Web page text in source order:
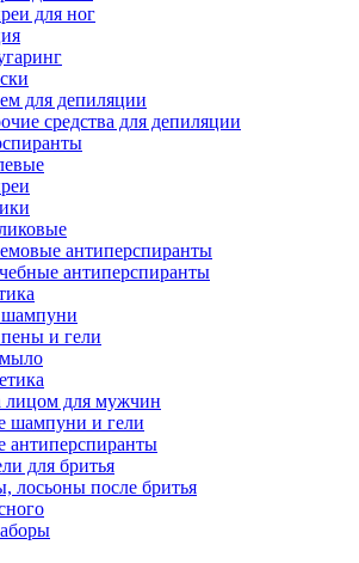
для ног
для депиляции
средства для депиляции
антиперспиранты
антиперспиранты
шампуни
и гели
мыло
лицом для мужчин
шампуни и гели
антиперспиранты
для бритья
лосьоны после бритья